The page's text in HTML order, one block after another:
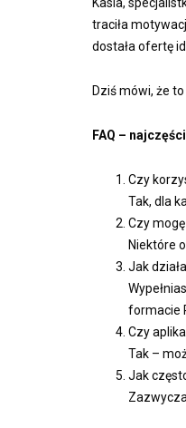
traciła
dostała ofertę
Dziś mówi, że
FAQ –
Czy
Tak, dla
Czy
Niektóre
Jak
formacie
Czy
Tak –
Jak